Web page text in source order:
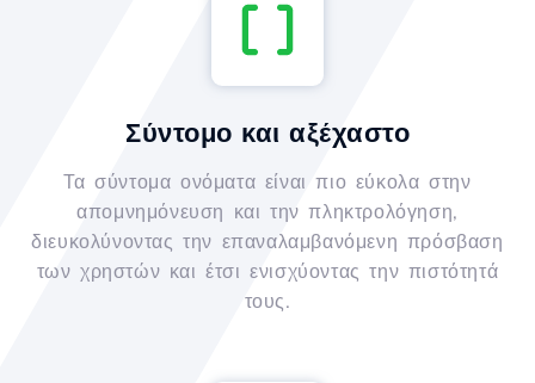
Σύντομο και αξέχαστο
Τα σύντομα ονόματα είναι πιο εύκολα στην
απομνημόνευση και την πληκτρολόγηση,
διευκολύνοντας την επαναλαμβανόμενη πρόσβαση
των χρηστών και έτσι ενισχύοντας την πιστότητά
τους.